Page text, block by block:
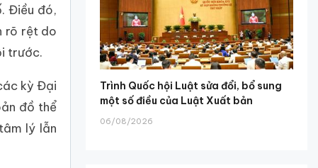
Điều đó,
rõ rệt do
trước.
kỳ Đại
đồ thể
lý lẫn
Trình Quốc hội Luật sửa đổi, bổ sung
một số điều của Luật Xuất bản
06/08/2026